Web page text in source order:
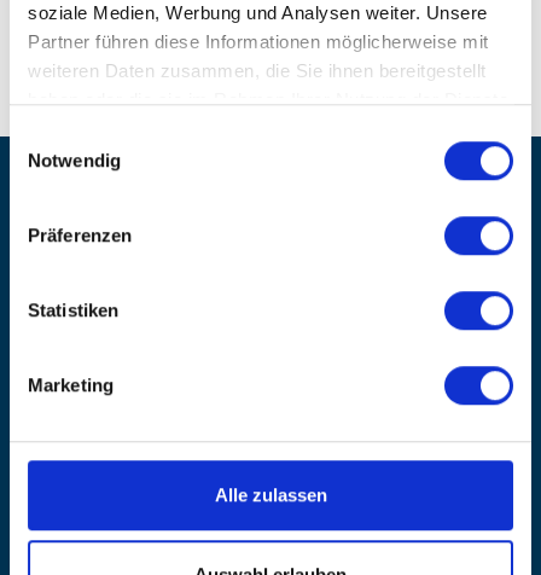
soziale Medien, Werbung und Analysen weiter. Unsere
Partner führen diese Informationen möglicherweise mit
weiteren Daten zusammen, die Sie ihnen bereitgestellt
haben oder die sie im Rahmen Ihrer Nutzung der Dienste
Einwilligungsauswahl
Notwendig
Präferenzen
Statistiken
Marketing
Alle zulassen
Stahlwerksweg 10b
News
Output-
Über uns